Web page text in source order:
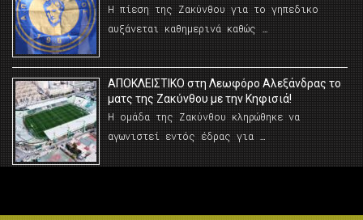
Η πίεση της Ζακύνθου για το γηπεδικο
αυξάνεται καθημερινά καθώς …
AΠΟΚΛΕΙΣΤΙΚΟ στη Λεωφόρο Αλεξάνδρας το
ματς της Ζακύνθου με την Κηφισιά!
Η ομάδα της Ζακύνθου κληρώθηκε να
αγωνιστεί εντός έδρας για …